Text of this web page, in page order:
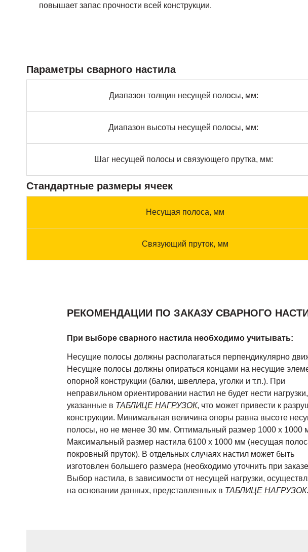
повышает запас прочности всей конструкции.
Параметры сварного настила
Диапазон толщин несущей полосы, мм:
Диапазон высоты несущей полосы, мм:
Шаг несущей полосы и связующего прутка, мм:
Стандартные размеры ячеек
Несущая полоса, мм
Связующий пруток, мм
РЕКОМЕНДАЦИИ ПО ЗАКАЗУ СВАРНОГО
При выборе сварного настила необходимо учитывать:
Несущие полосы должны располагаться перпендикулярно
Несущие полосы должны опираться концами на несущие
опорной конструкции (балки, швеллера, уголки и т.п.). При
неправильном ориентировании настил не будет нести нагрузки,
указанные в ТАБЛИЦЕ НАГРУЗОК, что может привести к
конструкции. Минимальная величина опоры равна высоте
полосы, но не менее 30 мм. Оптимальный размер 1000 х 1000
Максимальный размер настила 6100 х 1000 мм (несущая
покровный пруток). В отдельных случаях настил может быть
изготовлен большего размера (необходимо уточнить при
Выбор настила, в зависимости от несущей нагрузки,
на основании данных, представленных в ТАБЛИЦЕ НАГРУЗОК.